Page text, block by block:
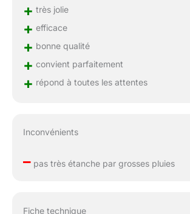
+ très jolie
+ efficace
+ bonne qualité
+ convient parfaitement
+ répond à toutes les attentes
Inconvénients
–pas très étanche par grosses pluies
Fiche technique